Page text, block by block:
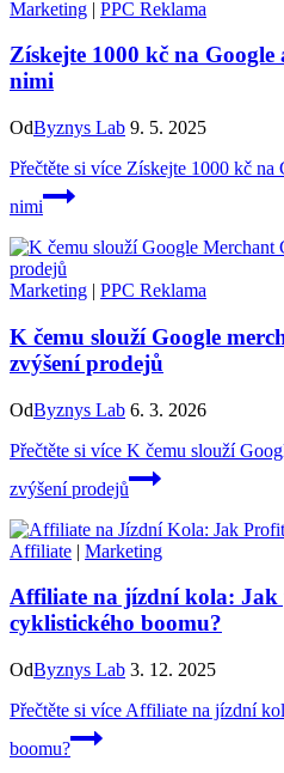
Marketing | PPC Reklama
Získejte 1000 kč na Google
nimi
OdByznys Lab 9. 5. 2025
Přečtěte si více Získejte 1000 kč na
nimi
Marketing | PPC Reklama
K čemu slouží Google
zvýšení prodejů
OdByznys Lab 6. 3. 2026
Přečtěte si více K čemu slouží
zvýšení prodejů
Affiliate | Marketing
Affiliate na jízdní kola: Jak
cyklistického boomu?
OdByznys Lab 3. 12. 2025
Přečtěte si více Affiliate na jízdní
boomu?